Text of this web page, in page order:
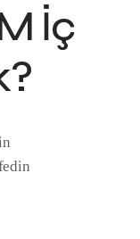
İç